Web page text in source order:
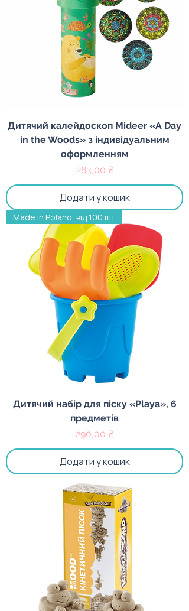
Дитячий калейдоскоп Mideer «A Day
in the Woods» з індивідуальним
оформленням
Ціна
283,00 ₴
Додати у кошик
Made in Poland, від 100 шт
Дитячий набір для піску «Playa», 6
предметів
Ціна
290,00 ₴
Додати у кошик